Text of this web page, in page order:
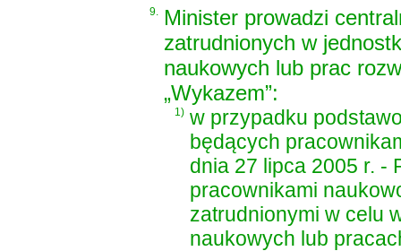
9. Minister prowadzi
zatrudnionych w
naukowych lub prac
„Wykazem”:
1) w przypadku
będących
dnia 27 lipca 2005 r. -
pracownikami
zatrudnionymi w celu
naukowych lub